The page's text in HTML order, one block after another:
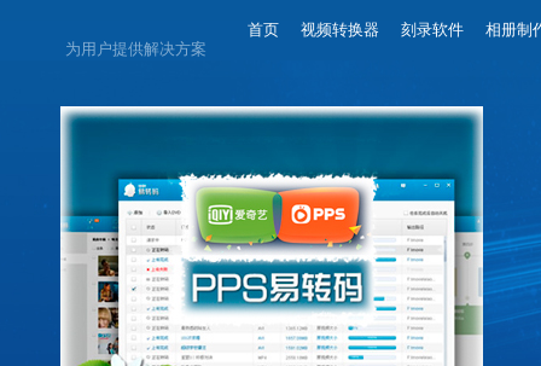
为用户提供解决方案
首页 视频转换器 刻录软件 相册制